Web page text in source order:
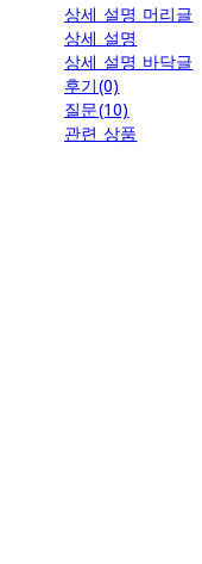
상세 설명 머리글
상세 설명
상세 설명 바닥글
후기(0)
질문(10)
관련 상품